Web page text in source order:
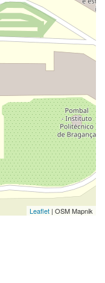
Leaflet | OSM Mapnik